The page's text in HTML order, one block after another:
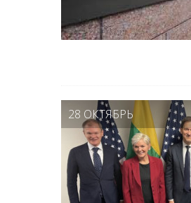
28 ОКТЯБРЬ